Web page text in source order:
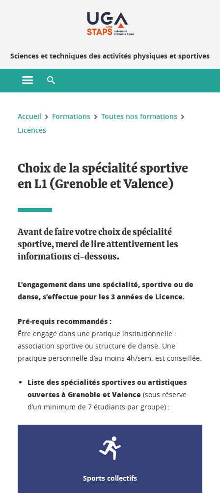
Sciences et techniques des activités physiques et sportives
Ouvrir le menu principal
Vous êtes ici :
Accueil Formations
Toutes nos formations
Licences
Choix de la spécialité sportive
en L1 (Grenoble et Valence)
Avant de faire votre choix de spécialité
sportive, merci de lire attentivement les
informations ci-dessous.
L’engagement dans une spécialité, sportive ou de
danse, s’effectue pour les 3 années de Licence.
Pré-requis recommandés :
Être engagé dans une pratique institutionnelle :
association sportive ou structure de danse. Une
pratique personnelle d’au moins 4h/sem. est conseillée.
Liste des spécialités sportives ou artistiques
ouvertes à Grenoble et Valence (sous réserve
d’un minimum de 7 étudiants par groupe) :
Sports collectifs